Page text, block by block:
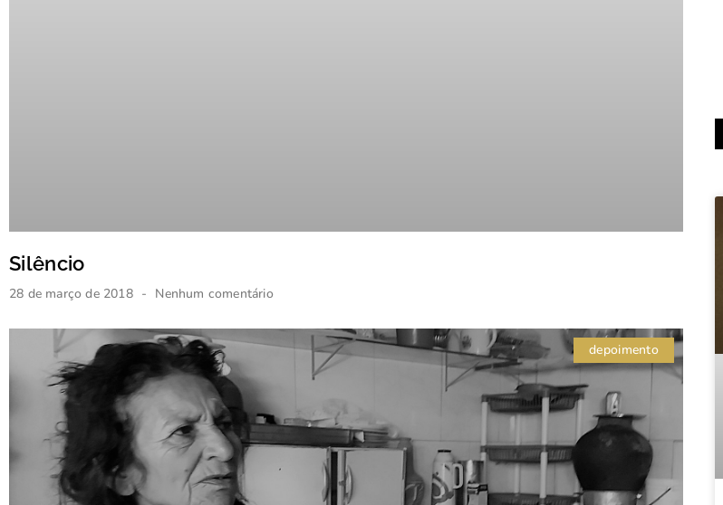
Silêncio
28 de março de 2018 Nenhum comentário
depoimento